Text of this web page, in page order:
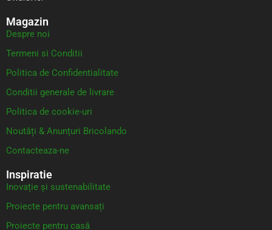
Magazin
Despre noi
Termeni si Conditii
Politica de Confidentialitate
Conditii generale de livrare
Politica de cookie-uri
Noutăți & Anunțuri Bricolando
Contacteaza-ne
Inspiratie
Inovație și sustenabilitate
Proiecte pentru avansați
Proiecte pentru casă